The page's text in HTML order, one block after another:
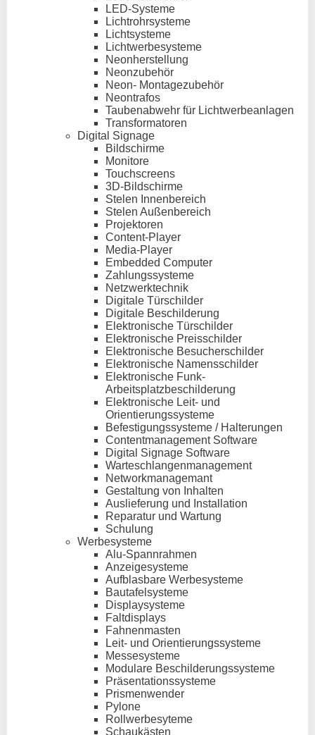
LED-Systeme
Lichtrohrsysteme
Lichtsysteme
Lichtwerbesysteme
Neonherstellung
Neonzubehör
Neon- Montagezubehör
Neontrafos
Taubenabwehr für Lichtwerbeanlagen
Transformatoren
Digital Signage
Bildschirme
Monitore
Touchscreens
3D-Bildschirme
Stelen Innenbereich
Stelen Außenbereich
Projektoren
Content-Player
Media-Player
Embedded Computer
Zahlungssysteme
Netzwerktechnik
Digitale Türschilder
Digitale Beschilderung
Elektronische Türschilder
Elektronische Preisschilder
Elektronische Besucherschilder
Elektronische Namensschilder
Elektronische Funk-
Arbeitsplatzbeschilderung
Elektronische Leit- und
Orientierungssysteme
Befestigungssysteme / Halterungen
Contentmanagement Software
Digital Signage Software
Warteschlangenmanagement
Networkmanagemant
Gestaltung von Inhalten
Auslieferung und Installation
Reparatur und Wartung
Schulung
Werbesysteme
Alu-Spannrahmen
Anzeigesysteme
Aufblasbare Werbesysteme
Bautafelsysteme
Displaysysteme
Faltdisplays
Fahnenmasten
Leit- und Orientierungssysteme
Messesysteme
Modulare Beschilderungssysteme
Präsentationssysteme
Prismenwender
Pylone
Rollwerbesyteme
Schaukästen